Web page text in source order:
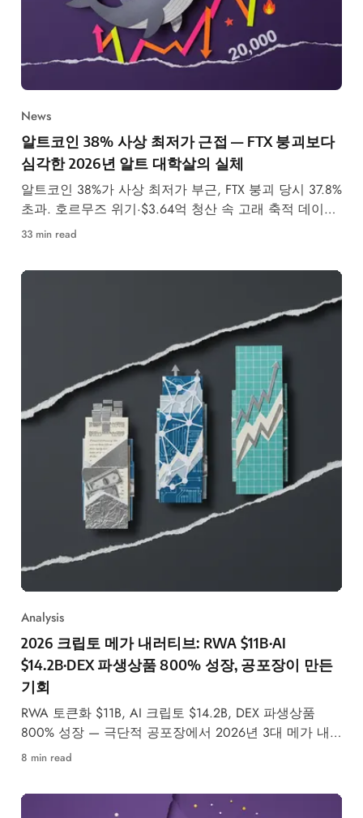
News
알트코인 38% 사상 최저가 근접 — FTX 붕괴보다
심각한 2026년 알트 대학살의 실체
알트코인 38%가 사상 최저가 부근, FTX 붕괴 당시 37.8%
초과. 호르무즈 위기·$3.64억 청산 속 고래 축적 데이터
가 보여주는 시장의 이면.
33 min read
Analysis
2026 크립토 메가 내러티브: RWA $11B·AI
$14.2B·DEX 파생상품 800% 성장, 공포장이 만든
기회
RWA 토큰화 $11B, AI 크립토 $14.2B, DEX 파생상품
800% 성장 — 극단적 공포장에서 2026년 3대 메가 내
러티브의 구조적 성장을 데이터로 분석합니다.
8 min read